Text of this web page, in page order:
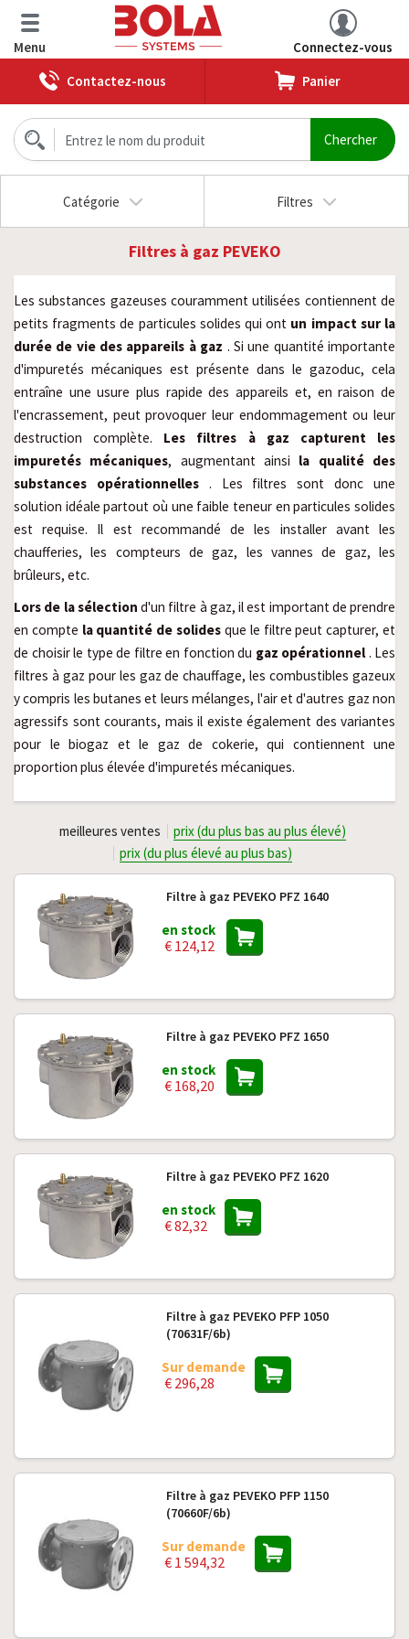
Menu
Connectez-vous
Contactez-nous
Panier
Catégorie Filtres
Filtres à gaz PEVEKO
Les substances gazeuses couramment utilisées contiennent de
petits fragments de particules solides qui ont un impact sur la
durée de vie des appareils à gaz . Si une quantité importante
d'impuretés mécaniques est présente dans le gazoduc, cela
entraîne une usure plus rapide des appareils et, en raison de
l'encrassement, peut provoquer leur endommagement ou leur
destruction complète. Les filtres à gaz
capturent les
impuretés mécaniques, augmentant ainsi la qualité des
substances opérationnelles. Les filtres sont donc une
solution idéale partout où une faible teneur en particules solides
est requise. Il est recommandé de les installer avant les
chaufferies, les compteurs de gaz, les vannes de gaz, les
brûleurs, etc.
Lors de la sélection d'un filtre à gaz, il est important de prendre
en compte la quantité de solides que le filtre peut capturer, et
de choisir le type de filtre en fonction du gaz opérationnel. Les
filtres à gaz pour les gaz de chauffage, les combustibles gazeux
y compris les butanes et leurs mélanges, l'air et d'autres gaz non
agressifs sont courants, mais il existe également des variantes
pour le biogaz et le gaz de cokerie, qui contiennent une
proportion plus élevée d'impuretés mécaniques.
meilleures ventes
prix (du plus bas au plus élevé)
prix (du plus élevé au plus bas)
Filtre à gaz PEVEKO PFZ 1640
en stock
€ 124,12
Filtre à gaz PEVEKO PFZ 1650
en stock
€ 168,20
Filtre à gaz PEVEKO PFZ 1620
en stock
€ 82,32
Filtre à gaz PEVEKO PFP 1050
(70631F/6b)
Sur demande
€ 296,28
Filtre à gaz PEVEKO PFP 1150
(70660F/6b)
Sur demande
€ 1 594,32